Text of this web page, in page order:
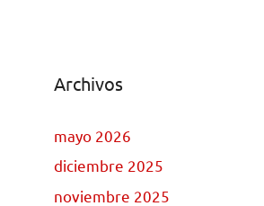
Archivos
mayo 2026
diciembre 2025
noviembre 2025